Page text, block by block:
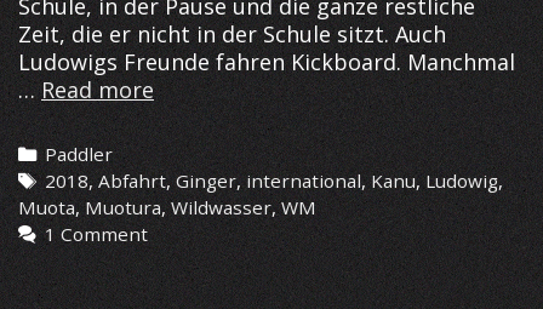
Zeit, die er nicht in der Schule sitzt. Auch
Ludowigs Freunde fahren Kickboard. Manchmal
…Read moreDer
aufregende
Tag
Categories
Paddler
Tags
2018,Abfahrt,Ginger,international,Kanu,Ludowig,
Muota, Muotura,Wildwasser,WM
1 Comment